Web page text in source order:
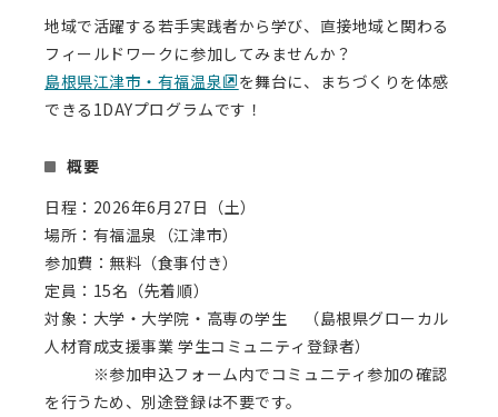
地域で活躍する若手実践者から学び、直接地域と関わる
フィールドワークに参加してみませんか？
島根県江津市・有福温泉
を舞台に、まちづくりを体感
できる1DAYプログラムです！
概要
日程：2026年6月27日（土）
場所：有福温泉（江津市）
参加費：無料（食事付き）
定員：15名（先着順）
対象：大学・大学院・高専の学生 （島根県グローカル
人材育成支援事業 学生コミュニティ登録者）
※参加申込フォーム内でコミュニティ参加の確認
を行うため、別途登録は不要です。